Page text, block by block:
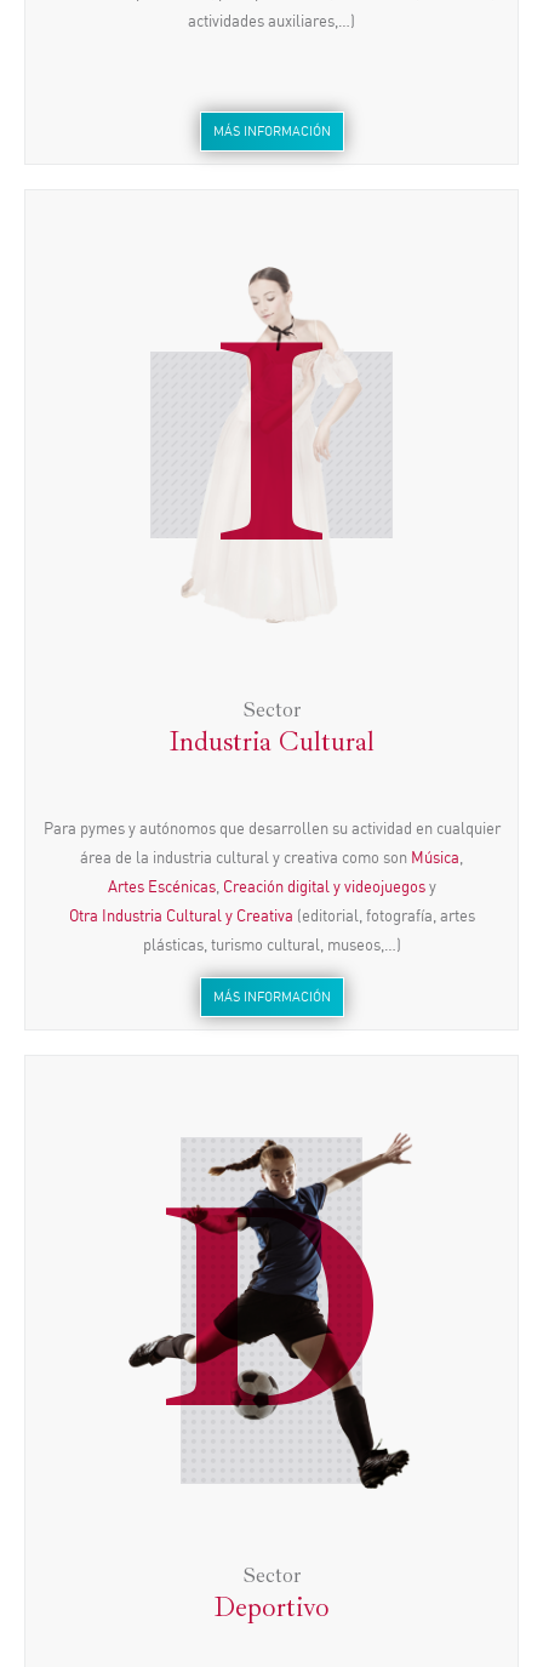
actividades auxiliares,…)
MÁS INFORMACIÓN
I
Sector
Industria Cultural
Para pymes y autónomos que desarrollen su actividad en cualquier
área de la industria cultural y creativa como son Música
Artes Escénicas, Creación digital y videojuegosy
Otra Industria Cultural y Creativa (editorial, fotografía, artes
plásticas, turismo cultural, museos,…)
MÁS INFORMACIÓN
D
Sector
Deportivo